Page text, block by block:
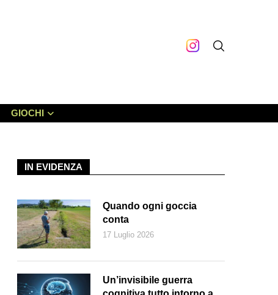
GIOCHI
IN EVIDENZA
Quando ogni goccia
conta
17 Luglio 2026
Un’invisibile guerra